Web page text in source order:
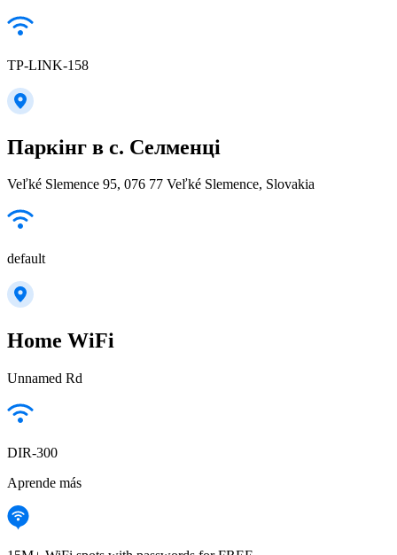
TP-LINK-158
Паркінг в с. Селменці
Veľké Slemence 95, 076 77 Veľké Slemence, Slovakia
default
Home WiFi
Unnamed Rd
DIR-300
Aprende más